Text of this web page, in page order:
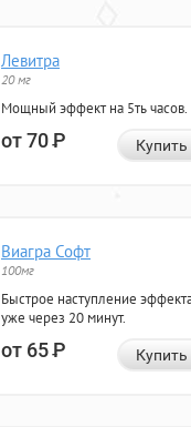
Левитра
20 мг
Мощный эффект на 5ть часов.
от 70Р Купить
Виагра Софт
100мг
Быстрое наступление
уже через 20 минут.
от 65Р Купить